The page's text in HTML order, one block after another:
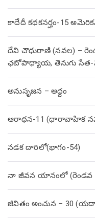
కాదేదీ కథకనర్హం-15
దేవి చౌధురాణి (నవల) –
ఛటోపాధ్యాయ, తెనుగు సేత-
అనుసృజన – అద్దం
ఆరాధన-11 (ధారావాహిక
నడక దారిలో(భాగం-54)
నా జీవన యానంలో (రెండవ
జీవితం అంచున – 30